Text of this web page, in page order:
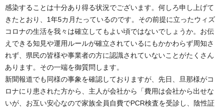
感染することは十分あり得る状況でございます。何しろ申し上げて
きたとおり、1年5カ月たっているのです。その前提に立ったウィズ
コロナの生活を我々は確立してもよい頃ではないでしょうか。お伝
えできる知見や運用ルールが確立されているにもかかわらず周知さ
れず、県民の皆様や事業者の方に認識されていないことがたくさん
あります。その一端を御質問します。
新聞報道でも同様の事象を確認しておりますが、先日、旦那様がコ
ロナにり患された方から、主人が会社から「費用は会社から出せな
いが、お互い安心なので家族全員自費でPCR検査を受診し、陰性証